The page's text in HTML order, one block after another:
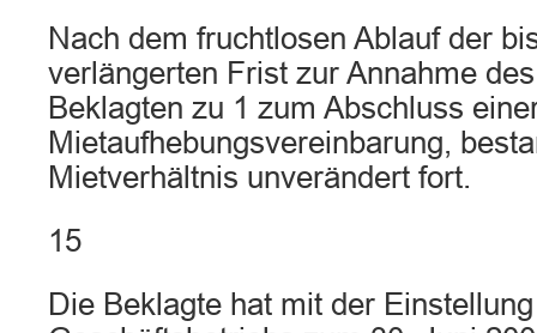
Nach dem fruchtlosen Ablauf der
verlängerten Frist zur Annahme
Beklagten zu 1 zum Abschluss
Mietaufhebungsvereinbarung,
Mietverhältnis unverändert fort.
15
Die Beklagte hat mit der